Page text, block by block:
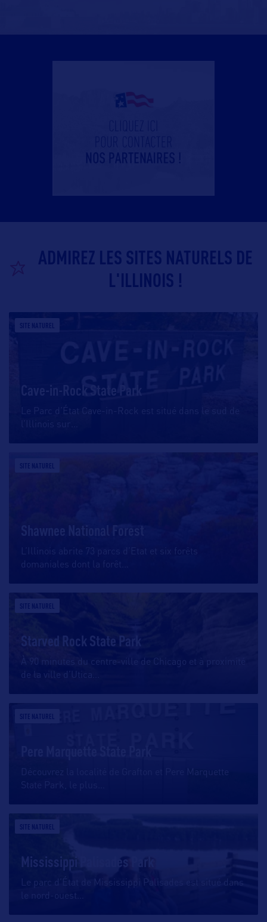
ADMIREZ LES SITES NATURELS DE
L'ILLINOIS !
SITE NATUREL
Cave-in-Rock State Park
Le Parc d’État Cave-in-Rock est situé dans le sud de
SITE NATUREL
Shawnee National Forest
L’Illinois abrite 73 parcs d’Etat et six forêts
domaniales dont la forêt
SITE NATUREL
Starved Rock State Park
À 90 minutes du centre-ville de Chicago et à proximité
de la ville d’Utica
SITE NATUREL
Découvrez la localité de Grafton et Pere Marquette
State Park, le plus
SITE NATUREL
Mississippi Palisades Park
Le parc d’État de Mississippi Palisades est situé dans
le nord-ouest